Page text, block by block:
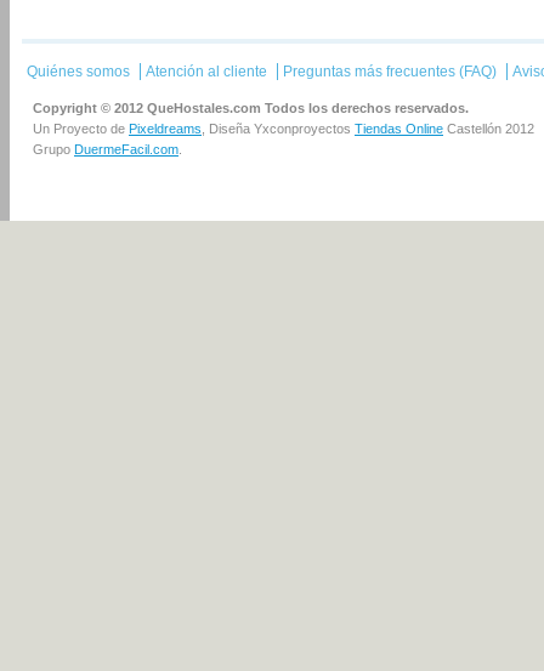
Quiénes somos Atención al cliente Preguntas más frecuentes (FAQ)
Copyright © 2012 QueHostales.com Todos los derechos reservados.
Un Proyecto de Pixeldreams , Diseña Yxconproyectos Tiendas Online Castellón 2012
Grupo DuermeFacil.com